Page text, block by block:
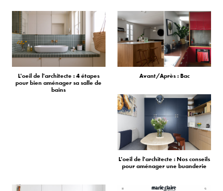
L'oeil de l'architecte : 4 étapes
pour bien aménager sa salle de
bains
Avant/Après : Bac
L'oeil de l'architecte : Nos conseils
pour aménager une buanderie